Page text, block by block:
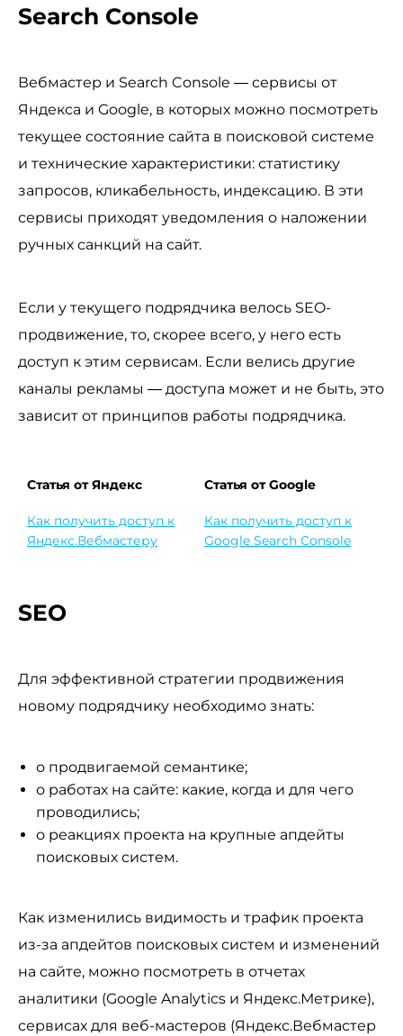
Search Console
Вебмастер и Search Console — сервисы от
Яндекса и Google, в которых можно посмотреть
текущее состояние сайта в поисковой системе
и технические характеристики: статистику
запросов, кликабельность, индексацию. В эти
сервисы приходят уведомления о наложении
ручных санкций на сайт.
Если у текущего подрядчика велось SEO-
продвижение, то, скорее всего, у него есть
доступ к этим сервисам. Если велись другие
каналы рекламы — доступа может и не быть, это
зависит от принципов работы подрядчика.
Статья от Яндекс Статья от Google
Как получить доступ к
Яндекс.Вебмастеру
Как получить доступ к
Google Search Console
SEO
Для эффективной стратегии продвижения
новому подрядчику необходимо знать:
о продвигаемой семантике;
о работах на сайте: какие, когда и для чего
проводились;
о реакциях проекта на крупные апдейты
поисковых систем.
Как изменились видимость и трафик проекта
из-за апдейтов поисковых систем и изменений
на сайте, можно посмотреть в отчетах
аналитики (Google Analytics и Яндекс.Метрике),
сервисах для веб-мастеров (Яндекс.Вебмастер